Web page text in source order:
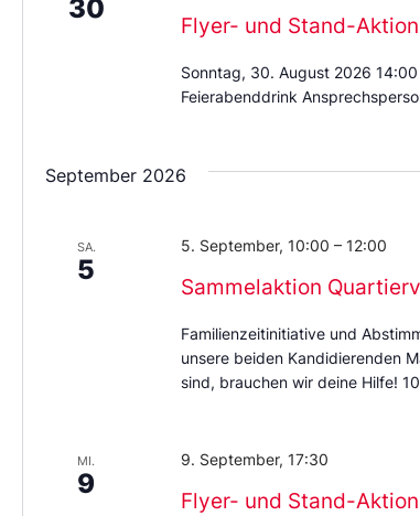
30
Flyer- und Stand-
Sonntag, 30. August 2026
Feierabenddrink
September 2026
SA.
5
Sammelaktion
5. September, 10:00 – 12:00
Familienzeitinitiative und
unsere beiden Kandidierenden
sind, brauchen wir deine Hilfe!
MI.
9
Flyer- und Stand-
9. September, 17:30